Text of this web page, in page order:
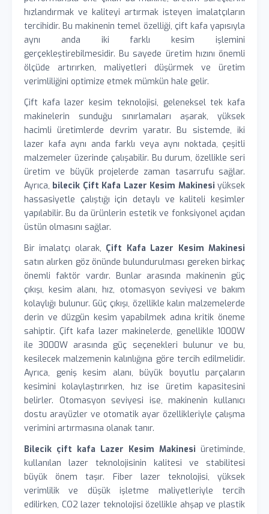
hızlandırmak ve kaliteyi artırmak isteyen imalatçıların
tercihidir. Bu makinenin temel özelliği, çift kafa yapısıyla
aynı anda iki farklı kesim işlemini
gerçekleştirebilmesidir. Bu sayede üretim hızını önemli
ölçüde artırırken, maliyetleri düşürmek ve üretim
verimliliğini optimize etmek mümkün hale gelir.
Çift kafa lazer kesim teknolojisi, geleneksel tek kafa
makinelerin sunduğu sınırlamaları aşarak, yüksek
hacimli üretimlerde devrim yaratır. Bu sistemde, iki
lazer kafa aynı anda farklı veya aynı noktada, çeşitli
malzemeler üzerinde çalışabilir. Bu durum, özellikle seri
üretim ve büyük projelerde zaman tasarrufu sağlar.
Ayrıca, bilecik Çift Kafa Lazer Kesim Makinesi yüksek
hassasiyetle çalıştığı için detaylı ve kaliteli kesimler
yapılabilir. Bu da ürünlerin estetik ve fonksiyonel açıdan
üstün olmasını sağlar.
Bir imalatçı olarak, Çift Kafa Lazer Kesim Makinesi
satın alırken göz önünde bulundurulması gereken birkaç
önemli faktör vardır. Bunlar arasında makinenin güç
çıkışı, kesim alanı, hız, otomasyon seviyesi ve bakım
kolaylığı bulunur. Güç çıkışı, özellikle kalın malzemelerde
derin ve düzgün kesim yapabilmek adına kritik öneme
sahiptir. Çift kafa lazer makinelerde, genellikle 1000W
ile 3000W arasında güç seçenekleri bulunur ve bu,
kesilecek malzemenin kalınlığına göre tercih edilmelidir.
Ayrıca, geniş kesim alanı, büyük boyutlu parçaların
kesimini kolaylaştırırken, hız ise üretim kapasitesini
belirler. Otomasyon seviyesi ise, makinenin kullanıcı
dostu arayüzler ve otomatik ayar özellikleriyle çalışma
verimini artırmasına olanak tanır.
Bilecik çift kafa Lazer Kesim Makinesi üretiminde,
kullanılan lazer teknolojisinin kalitesi ve stabilitesi
büyük önem taşır. Fiber lazer teknolojisi, yüksek
verimlilik ve düşük işletme maliyetleriyle tercih
edilirken, CO2 lazer teknolojisi özellikle ahşap ve plastik